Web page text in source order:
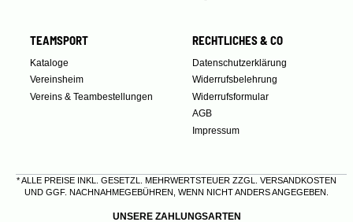
TEAMSPORT
Kataloge
Vereinsheim
Vereins & Teambestellungen
RECHTLICHES & CO
Datenschutzerklärung
Widerrufsbelehrung
Widerrufsformular
AGB
Impressum
* ALLE PREISE INKL. GESETZL. MEHRWERTSTEUER ZZGL. VERSANDKOSTEN
UND GGF. NACHNAHMEGEBÜHREN, WENN NICHT ANDERS ANGEGEBEN.
UNSERE ZAHLUNGSARTEN